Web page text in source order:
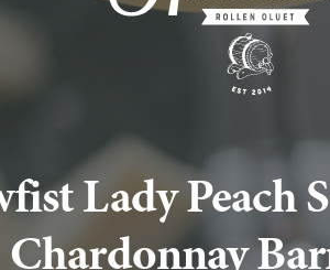
Lady Peach
Chardonnay